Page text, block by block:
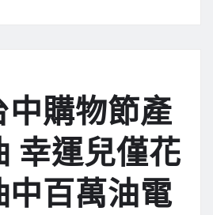
中購物節產
幸運兒僅花
百萬油電